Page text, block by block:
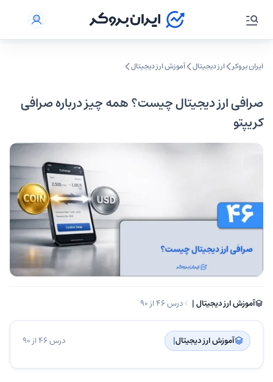
ایران بروکر ارز دیجیتال آموزش ارز دیجیتال
صرافی ارز دیجیتال چیست؟ همه چیز درباره صرافی
کریپتو
آموزش ارز دیجیتال | ‌ درس 46 از 90
آموزش ارز دیجیتال| ‌ درس 46 از 90